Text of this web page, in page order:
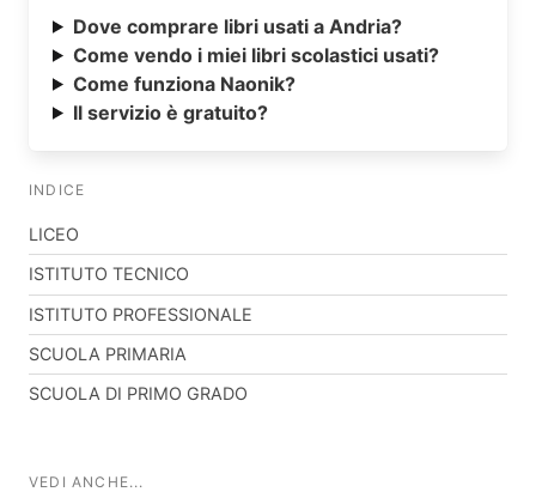
Dove comprare libri usati a Andria?
Come vendo i miei libri scolastici usati?
Come funziona Naonik?
Il servizio è gratuito?
INDICE
LICEO
ISTITUTO TECNICO
ISTITUTO PROFESSIONALE
SCUOLA PRIMARIA
SCUOLA DI PRIMO GRADO
VEDI ANCHE...